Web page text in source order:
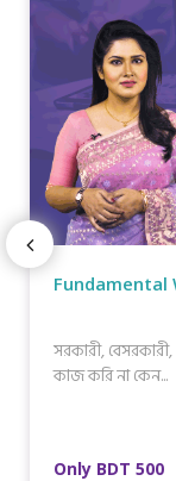
Fundamental
সরকারী, বেসরকারী,
কাজ করি না কেন...
Only BDT 500